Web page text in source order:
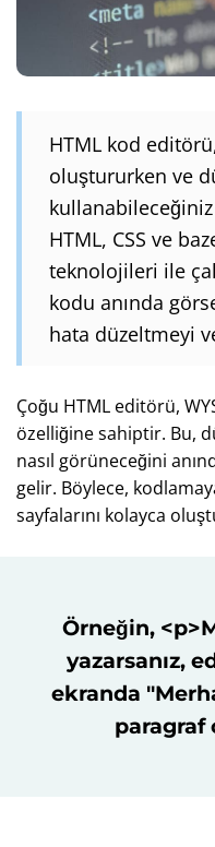
HTML kod
oluştururken ve
kullanabileceğiniz
HTML, CSS ve
teknolojileri ile
kodu anında
hata düzeltmeyi
Çoğu HTML editörü,
özelliğine sahiptir. Bu,
nasıl görüneceğini
gelir. Böylece,
sayfalarını kolayca
Örneğin,
yazarsanız,
ekranda
paragraf